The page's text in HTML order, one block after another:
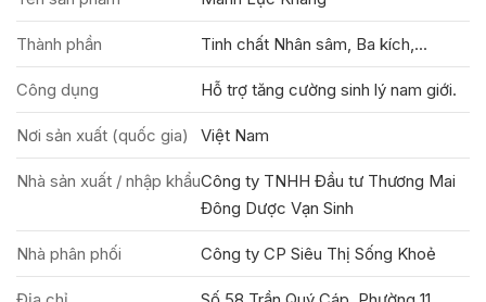
Thành phần Tinh chất Nhân sâm, Ba kích,...
Công dụng Hỗ trợ tăng cường sinh lý nam giới.
Nơi sản xuất (quốc gia) Việt Nam
Nhà sản xuất / nhập khẩuCông ty TNHH Đầu tư Thương Mai
Đông Dược Vạn Sinh
Nhà phân phối Công ty CP Siêu Thị Sống Khoẻ